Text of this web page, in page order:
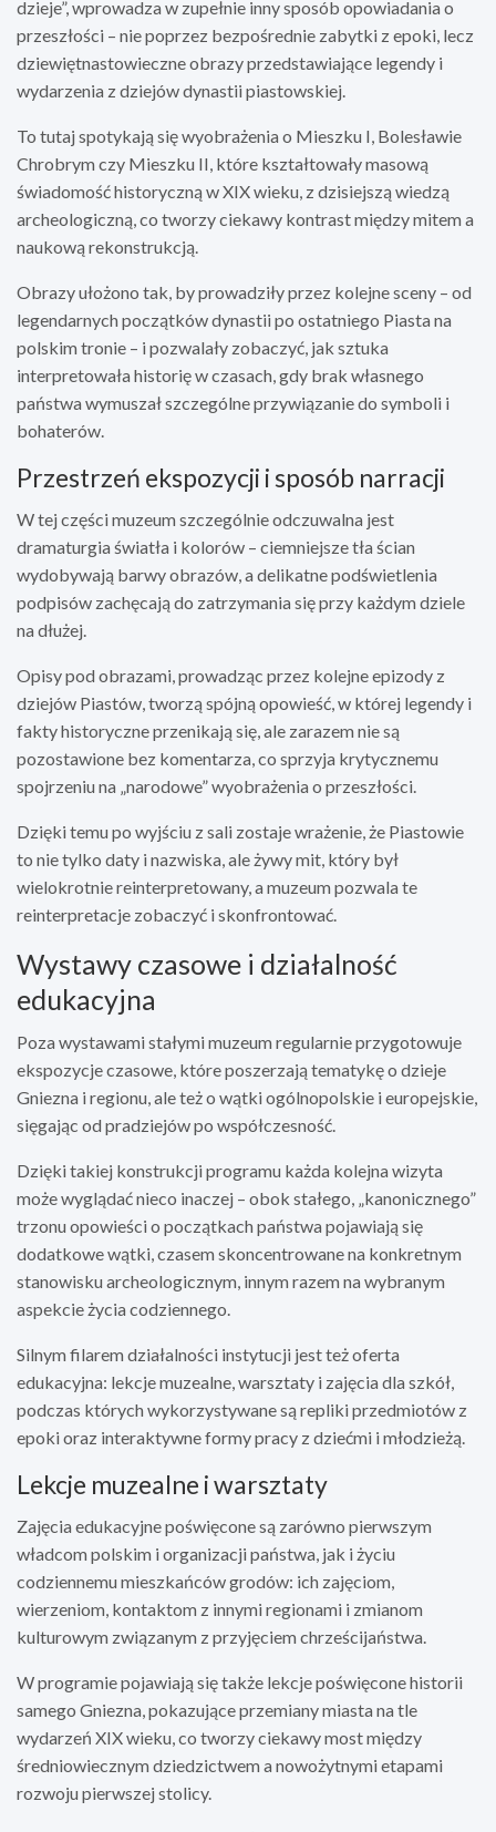
dzieje”, wprowadza w zupełnie inny sposób opowiadania o
przeszłości – nie poprzez bezpośrednie zabytki z epoki, lecz
dziewiętnastowieczne obrazy przedstawiające legendy i
wydarzenia z dziejów dynastii piastowskiej.
To tutaj spotykają się wyobrażenia o Mieszku I, Bolesławie
Chrobrym czy Mieszku II, które kształtowały masową
świadomość historyczną w XIX wieku, z dzisiejszą wiedzą
archeologiczną, co tworzy ciekawy kontrast między mitem a
naukową rekonstrukcją.
Obrazy ułożono tak, by prowadziły przez kolejne sceny – od
legendarnych początków dynastii po ostatniego Piasta na
polskim tronie – i pozwalały zobaczyć, jak sztuka
interpretowała historię w czasach, gdy brak własnego
państwa wymuszał szczególne przywiązanie do symboli i
bohaterów.
Przestrzeń ekspozycji i sposób narracji
W tej części muzeum szczególnie odczuwalna jest
dramaturgia światła i kolorów – ciemniejsze tła ścian
wydobywają barwy obrazów, a delikatne podświetlenia
podpisów zachęcają do zatrzymania się przy każdym dziele
na dłużej.
Opisy pod obrazami, prowadząc przez kolejne epizody z
dziejów Piastów, tworzą spójną opowieść, w której legendy i
fakty historyczne przenikają się, ale zarazem nie są
pozostawione bez komentarza, co sprzyja krytycznemu
spojrzeniu na „narodowe” wyobrażenia o przeszłości.
Dzięki temu po wyjściu z sali zostaje wrażenie, że Piastowie
to nie tylko daty i nazwiska, ale żywy mit, który był
wielokrotnie reinterpretowany, a muzeum pozwala te
reinterpretacje zobaczyć i skonfrontować.
Wystawy czasowe i działalność
edukacyjna
Poza wystawami stałymi muzeum regularnie przygotowuje
ekspozycje czasowe, które poszerzają tematykę o dzieje
Gniezna i regionu, ale też o wątki ogólnopolskie i europejskie,
sięgając od pradziejów po współczesność.
Dzięki takiej konstrukcji programu każda kolejna wizyta
może wyglądać nieco inaczej – obok stałego, „kanonicznego”
trzonu opowieści o początkach państwa pojawiają się
dodatkowe wątki, czasem skoncentrowane na konkretnym
stanowisku archeologicznym, innym razem na wybranym
aspekcie życia codziennego.
Silnym filarem działalności instytucji jest też oferta
edukacyjna: lekcje muzealne, warsztaty i zajęcia dla szkół,
podczas których wykorzystywane są repliki przedmiotów z
epoki oraz interaktywne formy pracy z dziećmi i młodzieżą.
Lekcje muzealne i warsztaty
Zajęcia edukacyjne poświęcone są zarówno pierwszym
władcom polskim i organizacji państwa, jak i życiu
codziennemu mieszkańców grodów: ich zajęciom,
wierzeniom, kontaktom z innymi regionami i zmianom
kulturowym związanym z przyjęciem chrześcijaństwa.
W programie pojawiają się także lekcje poświęcone historii
samego Gniezna, pokazujące przemiany miasta na tle
wydarzeń XIX wieku, co tworzy ciekawy most między
średniowiecznym dziedzictwem a nowożytnymi etapami
rozwoju pierwszej stolicy.